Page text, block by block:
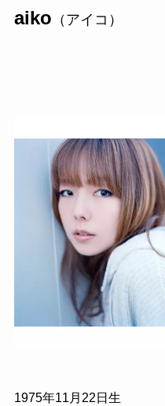
aiko （アイコ）
1975年11 月 22 日生